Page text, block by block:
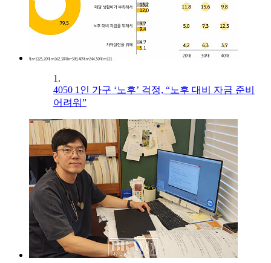
1.
4050 1인 가구 ‘노후’ 걱정, “노후 대비 자금 준비
어려워”